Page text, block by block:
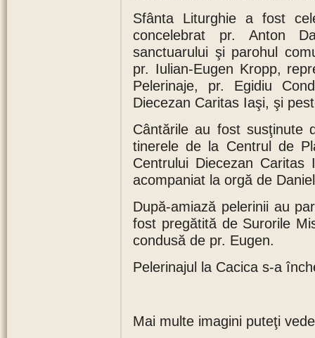
Sfânta Liturghie a fost
concelebrat pr. Anton
sanctuarului şi parohul
pr. Iulian-Eugen Kropp,
Pelerinaje, pr. Egidiu
Diecezan Caritas Iaşi, şi
Cântările au fost susţinute
tinerele de la Centrul de
Centrului Diecezan
acompaniat la orgă de
După-amiază pelerinii au
fost pregătită de Surorile
condusă de pr. Eugen.
Pelerinajul la Cacica s-a
Mai multe imagini puteţi